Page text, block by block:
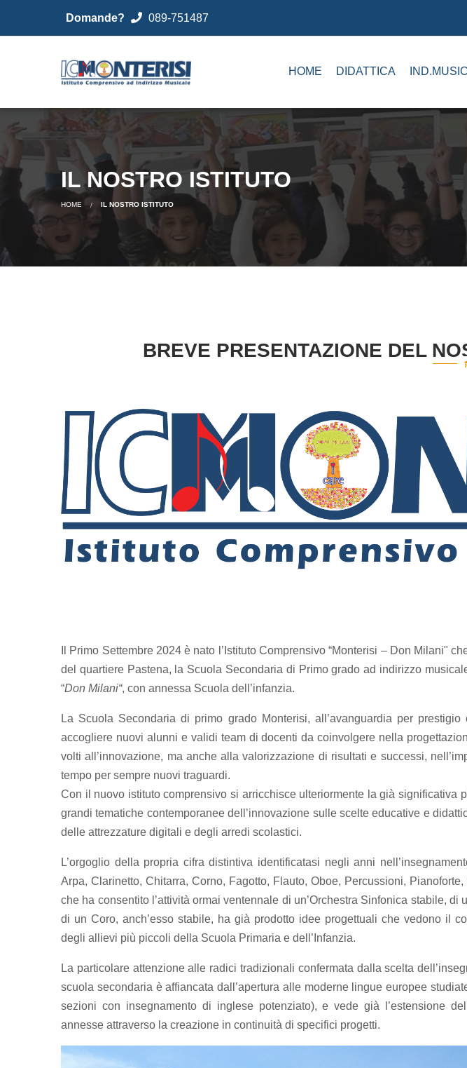
Domande? 089-751487
HOME DIDATTICA
IL NOSTRO ISTITUTO
HOME IL NOSTRO ISTITUTO
BREVE PRESENTAZIONE DEL
Il Primo Settembre 2024 è nato l’Istituto Comprensivo “Monterisi – Don Milani"
del quartiere Pastena, la Scuola Secondaria di Primo grado ad indirizzo
“Don Milani“, con annessa Scuola dell’infanzia.
La Scuola Secondaria di primo grado Monterisi, all’avanguardia per
accogliere nuovi alunni e validi team di docenti da coinvolgere nella
volti all’innovazione, ma anche alla valorizzazione di risultati e successi,
tempo per sempre nuovi traguardi.
Con il nuovo istituto comprensivo si arricchisce ulteriormente la già significativa
grandi tematiche contemporanee dell’innovazione sulle scelte educative e
delle attrezzature digitali e degli arredi scolastici.
L’orgoglio della propria cifra distintiva identificatasi negli anni
Arpa, Clarinetto, Chitarra, Corno, Fagotto, Flauto, Oboe, Percussioni,
che ha consentito l’attività ormai ventennale di un’Orchestra Sinfonica stabile, di
di un Coro, anch’esso stabile, ha già prodotto idee progettuali che vedono il
degli allievi più piccoli della Scuola Primaria e dell’Infanzia.
La particolare attenzione alle radici tradizionali confermata dalla scelta
scuola secondaria è affiancata dall’apertura alle moderne lingue europee
sezioni con insegnamento di inglese potenziato), e vede già l’estensione
annesse attraverso la creazione in continuità di specifici progetti.